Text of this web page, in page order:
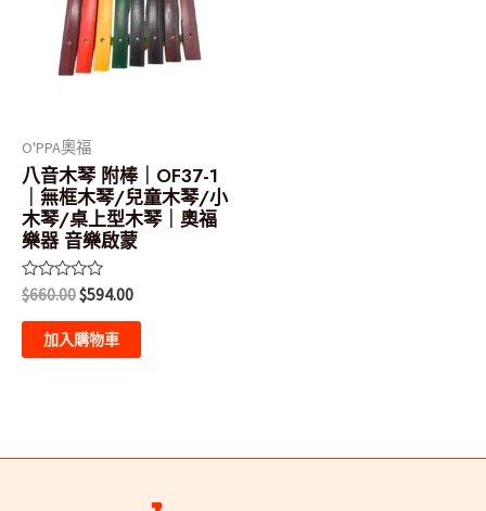
O'PPA奧福
八音木琴 附棒｜OF37-1
｜無框木琴/兒童木琴/小
木琴/桌上型木琴｜奧福
樂器 音樂啟蒙
評
分
0
分
$660.00$594.00
加入購物車